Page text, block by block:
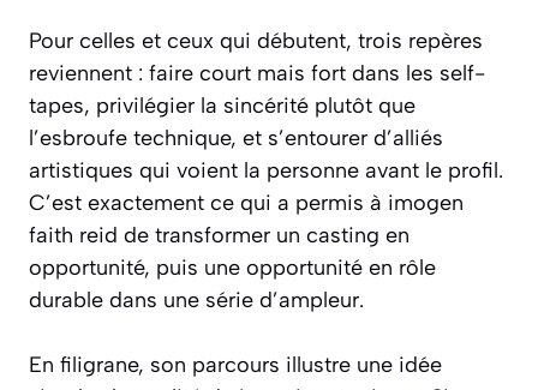
Pour celles et ceux qui débutent, trois repères
reviennent : faire court mais fort dans les self-
tapes, privilégier la sincérité plutôt que
l’esbroufe technique, et s’entourer d’alliés
artistiques qui voient la personne avant le profil.
C’est exactement ce qui a permis à imogen
faith reid de transformer un casting en
opportunité, puis une opportunité en rôle
durable dans une série d’ampleur.
En filigrane, son parcours illustre une idée